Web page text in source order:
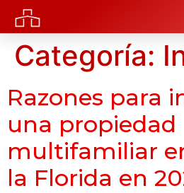
Categoría:
Razones para
una propiedad
multifamiliar
la Florida en